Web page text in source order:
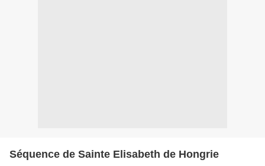
Séquence de Sainte Elisabeth de Hongrie